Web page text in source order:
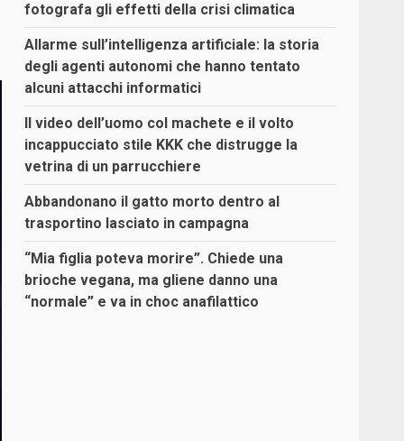
fotografa gli effetti della crisi climatica
Allarme sull’intelligenza artificiale: la storia
degli agenti autonomi che hanno tentato
alcuni attacchi informatici
Il video dell’uomo col machete e il volto
incappucciato stile KKK che distrugge la
vetrina di un parrucchiere
Abbandonano il gatto morto dentro al
trasportino lasciato in campagna
“Mia figlia poteva morire”. Chiede una
brioche vegana, ma gliene danno una
“normale” e va in choc anafilattico